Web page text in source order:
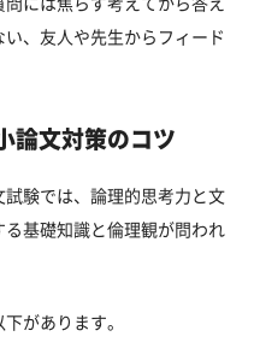
、友人や先生からフィード
論文対策のコツ
験では、論理的思考力と文
基礎知識と倫理観が問われ
があります。